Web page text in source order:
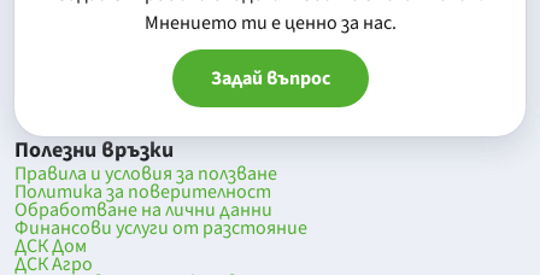
Mнението ти е ценно за нас.
Задай въпрос
Полезни връзки
Правила и условия за ползване
Политика за поверителност
Обработване на лични данни
Финансови услуги от разстояние
ДСК Дом
ДСК Агро